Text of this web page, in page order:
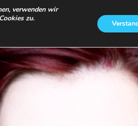
Fotos
verwenden wir
zu.